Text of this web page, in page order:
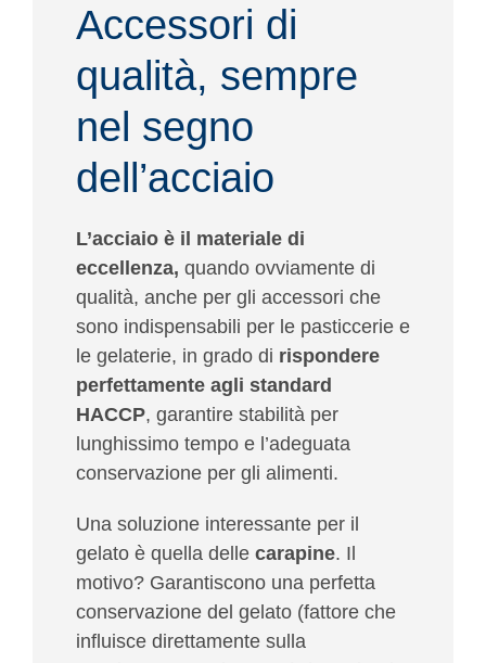
Accessori di
qualità, sempre
nel segno
dell’acciaio
L’acciaio è il materiale di
eccellenza, quando ovviamente di
qualità, anche per gli accessori che
sono indispensabili per le pasticcerie e
le gelaterie, in grado di rispondere
perfettamente agli standard
HACCP, garantire stabilità per
lunghissimo tempo e l’adeguata
conservazione per gli alimenti.
Una soluzione interessante per il
gelato è quella delle carapine. Il
motivo? Garantiscono una perfetta
conservazione del gelato (fattore che
influisce direttamente sulla